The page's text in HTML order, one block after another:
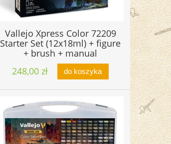
Vallejo Xpress Color 72209
Starter Set (12x18ml) + figure
+ brush + manual
248,00 zł
do koszyka